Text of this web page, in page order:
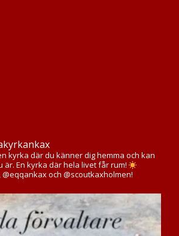
kyrka där du känner dig hemma och kan
är. En kyrka där hela livet får rum!
och @scoutkaxholmen!